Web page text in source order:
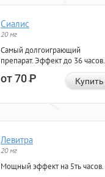
Сиалис
20 мг
Самый долгоиграющий
препарат. Эффект до 36 часов.
от 70Р Купить
Левитра
20 мг
Мощный эффект на 5ть часов.